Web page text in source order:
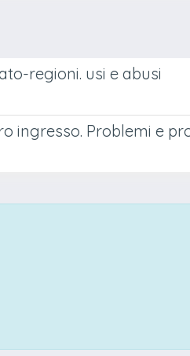
regioni. usi e abusi
ingresso. Problemi e